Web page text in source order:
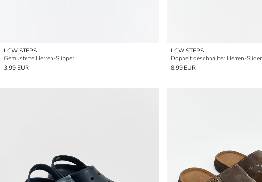
LCW STEPS
Gemusterte Herren-Slipper
3.99 EUR
LCW STEPS
Doppelt geschnallter Herren-Slider
8.99 EUR